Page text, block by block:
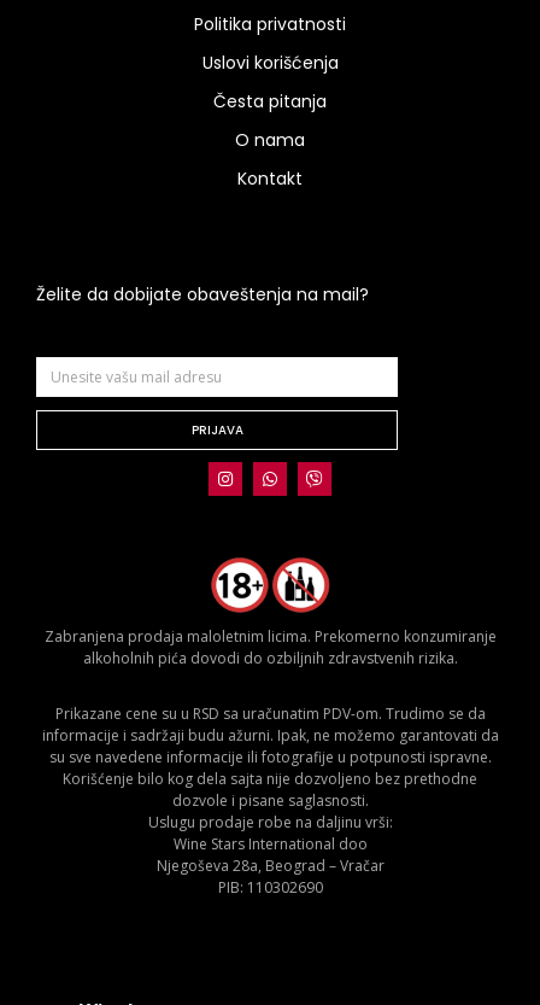
Politika privatnosti
Uslovi korišćenja
Česta pitanja
O nama
Kontakt
Želite da dobijate obaveštenja na mail?
PRIJAVA
Zabranjena prodaja maloletnim licima. Prekomerno konzumiranje
alkoholnih pića dovodi do ozbiljnih zdravstvenih rizika.
Prikazane cene su u RSD sa uračunatim PDV-om. Trudimo se da
informacije i sadržaji budu ažurni. Ipak, ne možemo garantovati da
su sve navedene informacije ili fotografije u potpunosti ispravne.
Korišćenje bilo kog dela sajta nije dozvoljeno bez prethodne
dozvole i pisane saglasnosti.
Uslugu prodaje robe na daljinu vrši:
Wine Stars International doo
Njegoševa 28a, Beograd – Vračar
PIB: 110302690